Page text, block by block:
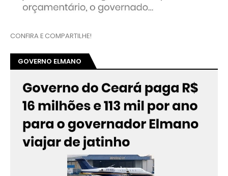
CONFIRA E COMPARTILHE!
GOVERNO ELMANO